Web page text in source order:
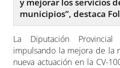
municipios”, destaca
La Diputación
impulsando la mejora de la
nueva actuación en la CV-